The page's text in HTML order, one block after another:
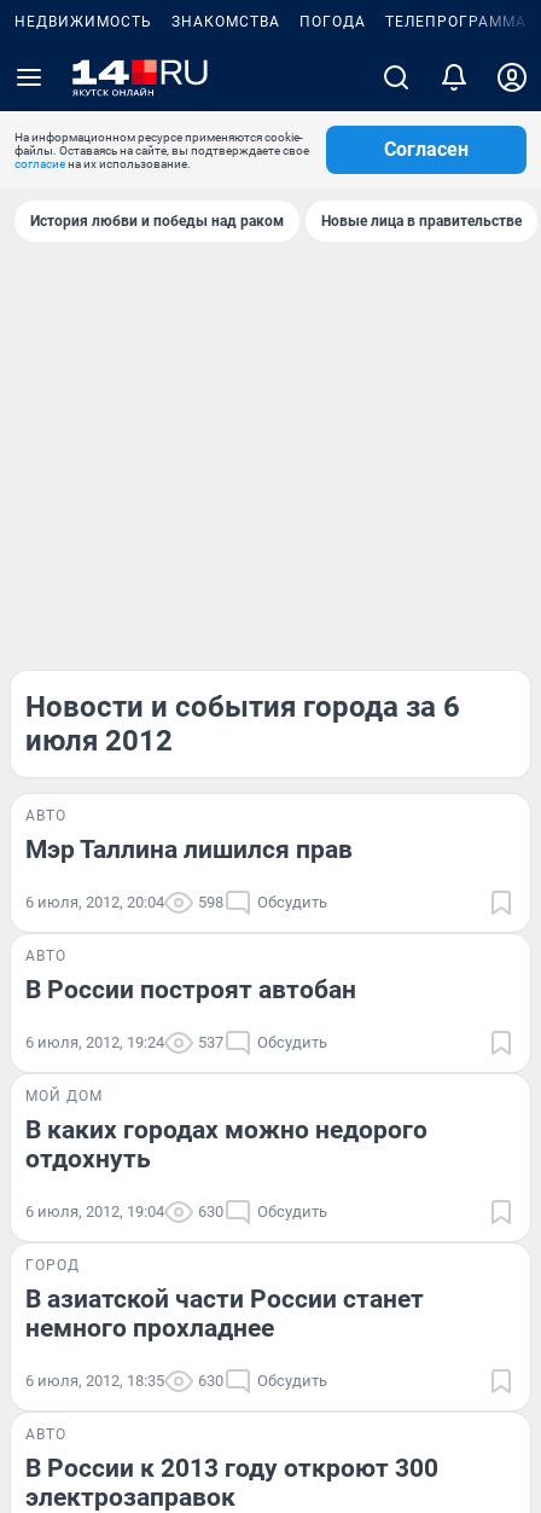
НЕДВИЖИМОСТЬ ЗНАКОМСТВА ПОГОДА ТЕЛЕПРОГРАММА
На информационном ресурсе применяются cookie-
файлы. Оставаясь на сайте, вы подтверждаете свое
согласиена их использование.
Согласен
История любви и победы над раком Новые лица в правительстве
Новости и события города за 6
июля 2012
АВТО
Мэр Таллина лишился прав
6 июля, 2012, 20:04 598 Обсудить
АВТО
В России построят автобан
6 июля, 2012, 19:24 537 Обсудить
МОЙ ДОМ
В каких городах можно недорого
отдохнуть
6 июля, 2012, 19:04 630 Обсудить
ГОРОД
В азиатской части России станет
немного прохладнее
6 июля, 2012, 18:35 630 Обсудить
АВТО
В России к 2013 году откроют 300
электрозаправок